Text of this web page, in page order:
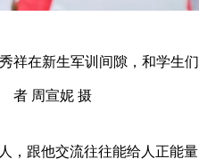
祥在新生军训间隙，和学生
者 周宣妮 摄
，跟他交流往往能给人正能